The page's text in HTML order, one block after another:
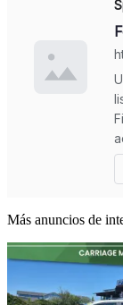
Más anuncios de